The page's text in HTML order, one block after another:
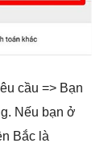
cầu => Bạn
Nếu bạn ở
Bắc là